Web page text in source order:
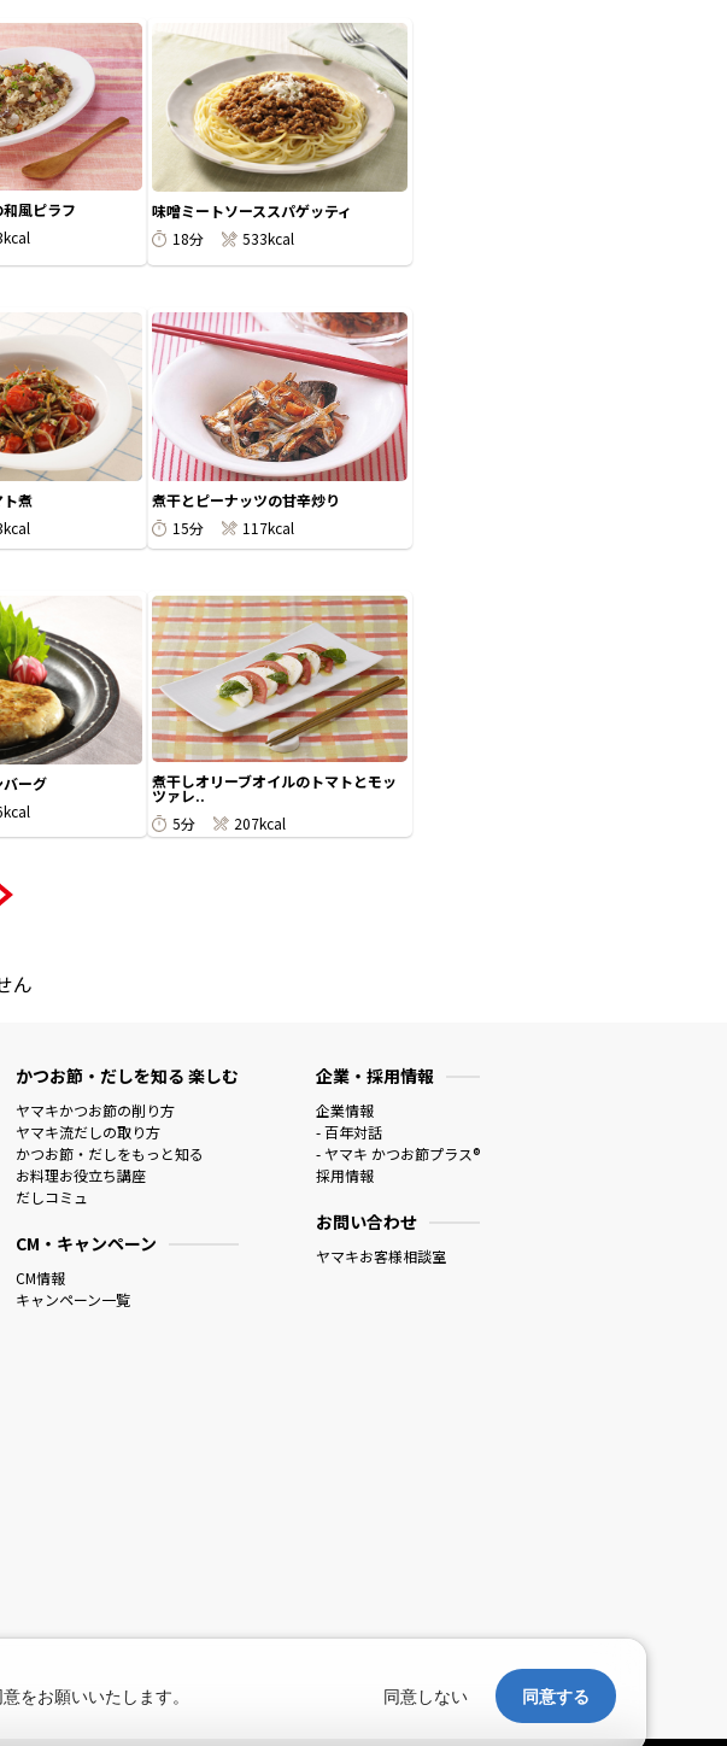
風ピラフ
味噌ミートソーススパゲッティ
18分
533kcal
煮
煮干とピーナッツの甘辛炒り
15分
117kcal
ーグ
煮干しオリーブオイルのトマトとモッ
ツァレ..
5分
207kcal
ん
かつお節・だしを知る 楽しむ
ヤマキかつお節の削り方
ヤマキ流だしの取り方
かつお節・だしをもっと知る
お料理お役立ち講座
だしコミュ
CM・キャンペーン
CM情報
キャンペーン一覧
企業・採用情報
企業情報
- 百年対話
- ヤマキ かつお節プラス®
採用情報
お問い合わせ
ヤマキお客様相談室
をお願いいたします。 同意しない 同意する